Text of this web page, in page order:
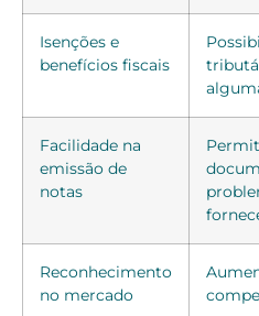
Isenções e
benefícios fiscais
Facilidade na
emissão de
notas
Reconhecimento
no mercado